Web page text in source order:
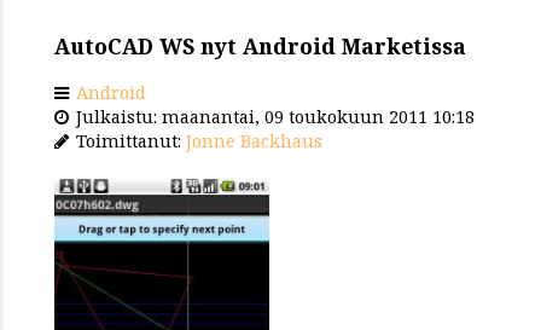
AutoCAD WS nyt Android Marketissa
Android
Julkaistu: maanantai, 09 toukokuun 2011 10:18
Toimittanut: Jonne Backhaus